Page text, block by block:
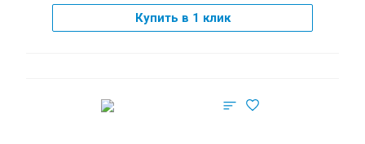
Купить в 1 клик